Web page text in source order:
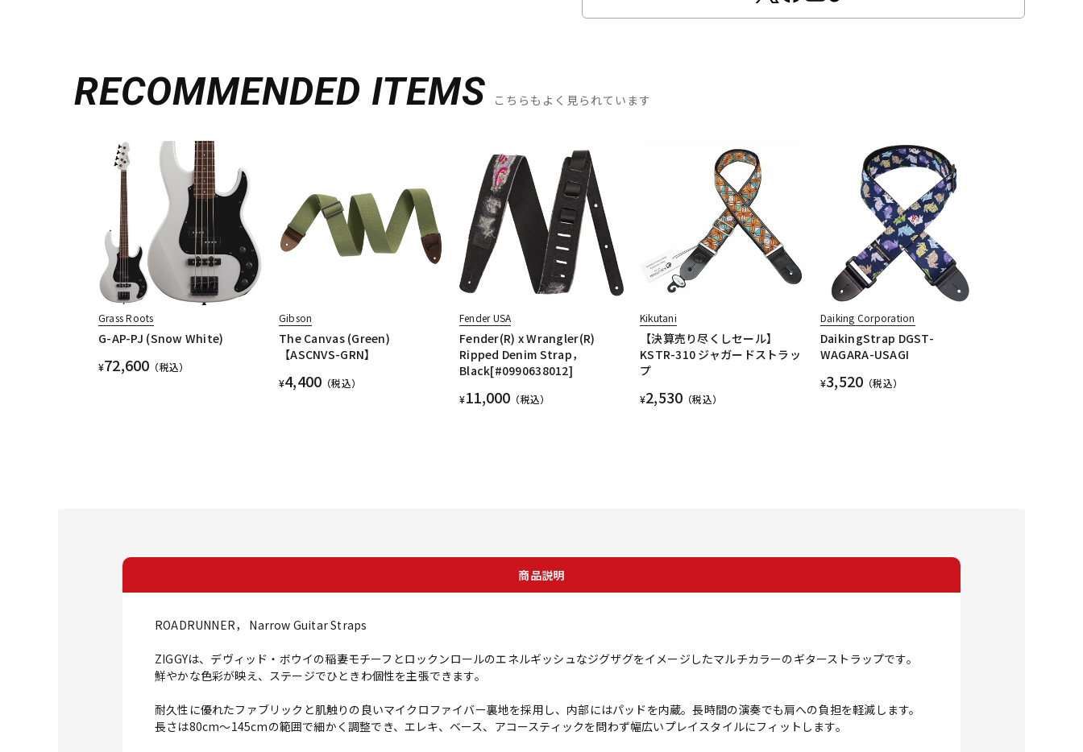
RECOMMENDED ITEMS こちらもよく見られています
Grass Roots
G-AP-PJ (Snow White)
¥72,600 （税込）
Gibson
The Canvas (Green)
【ASCNVS-GRN】
¥4,400 （税込）
Fender USA
Fender(R) x Wrangler(R)
Ripped Denim Strap，
Black[#0990638012]
¥11,000 （税込）
Kikutani
【決算売り尽くしセール】
KSTR-310 ジャガードストラッ
プ
¥2,530 （税込）
Daiking Corporation
DaikingStrap DGST-
WAGARA-USAGI
¥3,520 （税込）
商品説明
ROADRUNNER， Narrow Guitar Straps
ZIGGYは、デヴィッド・ボウイの稲妻モチーフとロックンロールのエネルギッシュなジグザグをイメージしたマルチカラーのギターストラップです。
鮮やかな色彩が映え、ステージでひときわ個性を主張できます。
耐久性に優れたファブリックと肌触りの良いマイクロファイバー裏地を採用し、内部にはパッドを内蔵。長時間の演奏でも肩への負担を軽減します。
長さは80cm～145cmの範囲で細かく調整でき、エレキ、ベース、アコースティックを問わず幅広いプレイスタイルにフィットします。